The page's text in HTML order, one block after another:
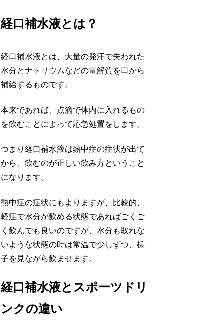
経口補水液とは？
経口補水液とは、大量の発汗で失われた
水分とナトリウムなどの電解質を口から
補給するものです。
本来であれば、点滴で体内に入れるもの
を飲むことによって応急処置をします。
つまり経口補水液は熱中症の症状が出て
から、飲むのが正しい飲み方ということ
になります。
熱中症の症状にもよりますが、比較的、
軽症で水分が飲める状態であればごくご
く飲んでも良いのですが、水分も取れな
いような状態の時は常温で少しずつ、様
子を見ながら飲ませます。
経口補水液とスポーツドリ
ンクの違い